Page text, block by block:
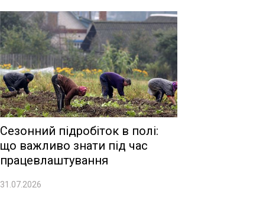
Сезонний підробіток в полі:
що важливо знати під час
працевлаштування
31.07.2026